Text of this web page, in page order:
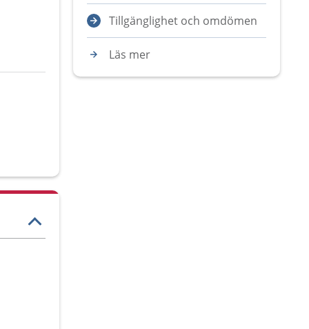
Tillgänglighet och omdömen
Läs mer